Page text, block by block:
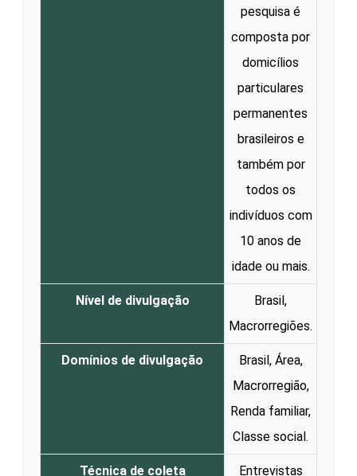
pesquisa é
composta por
domicílios
particulares
permanentes
brasileiros e
também por
todos os
indivíduos com
10 anos de
idade ou mais.
Nível de divulgação
Brasil,
Macrorregiões.
Domínios de divulgação
Brasil, Área,
Macrorregião,
Renda familiar,
Classe social.
Técnica de coleta
Entrevistas